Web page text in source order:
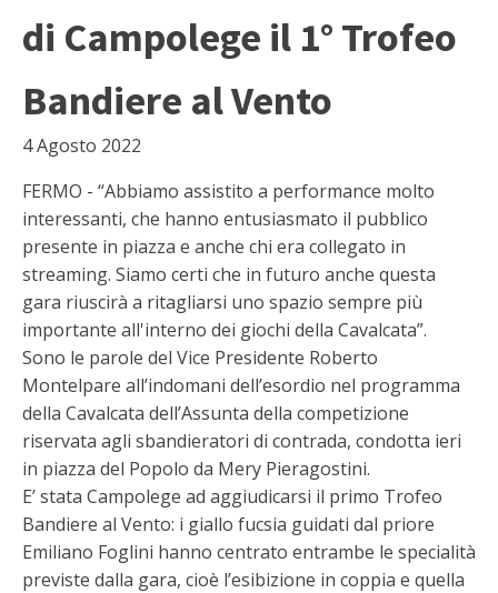
di Campolege il 1° Trofeo
Bandiere al Vento
4 Agosto 2022
FERMO - “Abbiamo assistito a performance molto
interessanti, che hanno entusiasmato il pubblico
presente in piazza e anche chi era collegato in
streaming. Siamo certi che in futuro anche questa
gara riuscirà a ritagliarsi uno spazio sempre più
importante all'interno dei giochi della Cavalcata”.
Sono le parole del Vice Presidente Roberto
Montelpare all’indomani dell’esordio nel programma
della Cavalcata dell’Assunta della competizione
riservata agli sbandieratori di contrada, condotta ieri
in piazza del Popolo da Mery Pieragostini.
E’ stata Campolege ad aggiudicarsi il primo Trofeo
Bandiere al Vento: i giallo fucsia guidati dal priore
Emiliano Foglini hanno centrato entrambe le specialità
previste dalla gara, cioè l’esibizione in coppia e quella